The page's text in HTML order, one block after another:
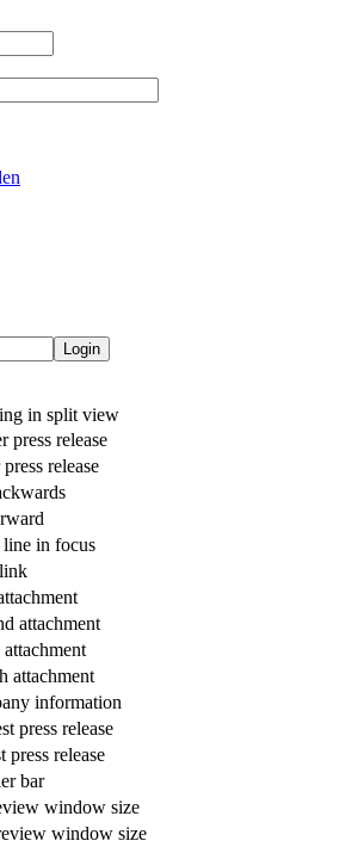
Login
in split view
press release
release
in focus
attachment
attachment
information
press release
press release
bar
window size
window size